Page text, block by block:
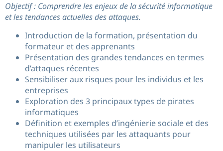
Objectif : Comprendre les enjeux de la sécurité informatique
et les tendances actuelles des attaques.
Introduction de la formation, présentation du
formateur et des apprenants
Présentation des grandes tendances en termes
d’attaques récentes
Sensibiliser aux risques pour les individus et les
entreprises
Exploration des 3 principaux types de pirates
informatiques
Définition et exemples d’ingénierie sociale et des
techniques utilisées par les attaquants pour
manipuler les utilisateurs